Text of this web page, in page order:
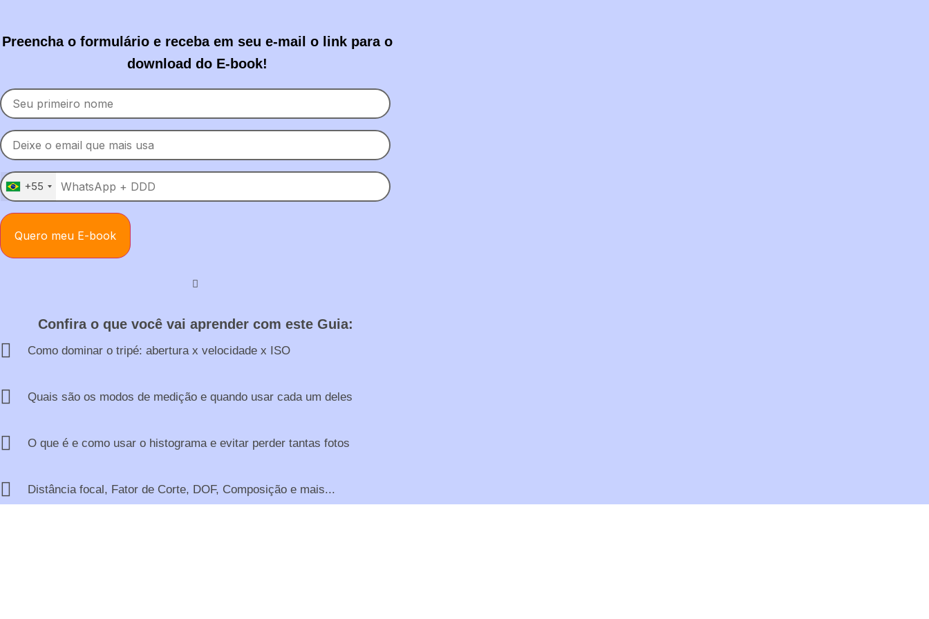
Preencha o formulário e receba em seu e-mail o link para o
download do E-book!
+55
Quero meu E-book
Confira o que você vai aprender com este Guia:
Como dominar o tripé: abertura x velocidade x ISO
Quais são os modos de medição e quando usar cada um deles
O que é e como usar o histograma e evitar perder tantas fotos
Distância focal, Fator de Corte, DOF, Composição e mais...